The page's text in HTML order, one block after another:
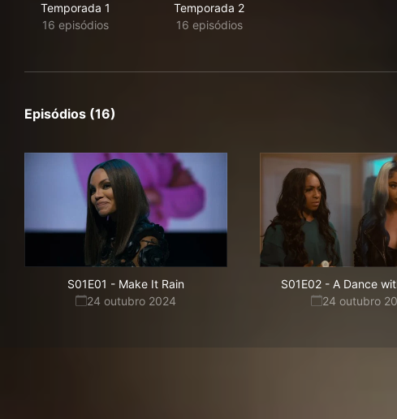
Temporada 1
16 episódios
Temporada 2
16 episódios
Episódios (16)
S01E01 - Make It Rain
24 outubro 2024
S01E02 - A Dance
24 outubro